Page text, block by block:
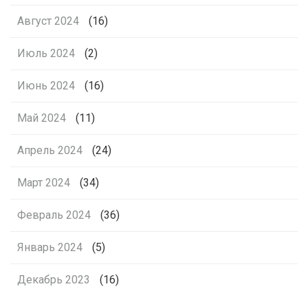
Август 2024 (16)
Июль 2024 (2)
Июнь 2024 (16)
Май 2024 (11)
Апрель 2024 (24)
Март 2024 (34)
Февраль 2024 (36)
Январь 2024 (5)
Декабрь 2023 (16)